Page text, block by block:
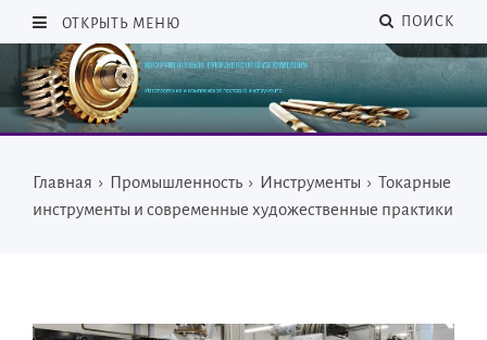
ОТКРЫТЬ МЕНЮ ПОИСК
Главная › Промышленность › Инструменты › Токарные
инструменты и современные художественные практики